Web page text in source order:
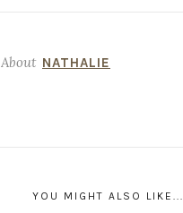
About NATHALIE
YOU MIGHT ALSO LIKE...